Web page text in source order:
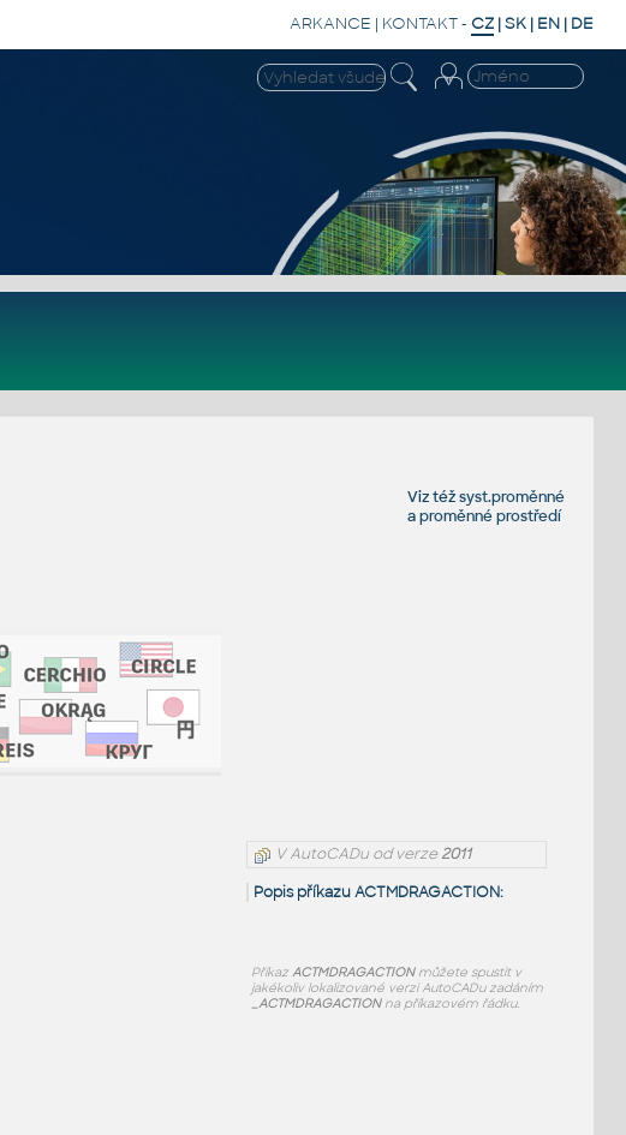
ARKANCE | KONTAKT- CZ |SK | EN | DE
Viz téžsyst.proměnné
aproměnné prostředí
V AutoCADu od verze2011
Popis příkazu ACTMDRAGACTION:
PříkazACTMDRAGACTIONmůžete spustit v
jakékoliv lokalizované verzi AutoCADu zadáním
_ACTMDRAGACTIONna příkazovém řádku.